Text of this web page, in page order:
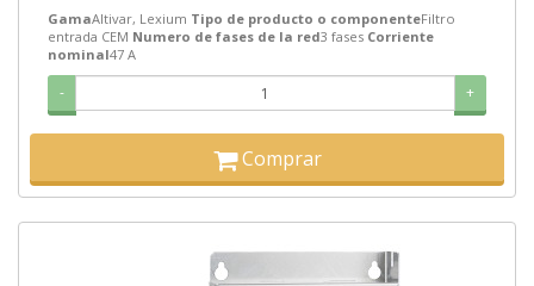
GamaAltivar, Lexium Tipo de producto o componenteFiltro
entrada CEM Numero de fases de la red3 fases Corriente
nominal47 A
- +
Comprar